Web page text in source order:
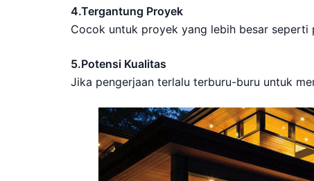
4.Tergantung Proyek
Cocok untuk proyek yang lebih besar seperti
5.Potensi Kualitas
Jika pengerjaan terlalu terburu-buru untuk